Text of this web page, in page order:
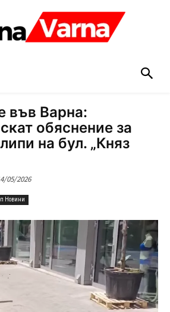
във Варна:
обяснение за
на бул. „Княз
05/2026
Новини